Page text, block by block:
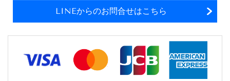
LINEからのお問合せはこちら